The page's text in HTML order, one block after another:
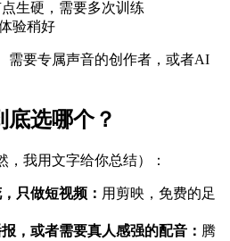
生硬，需要多次训练
验稍好
需要专属声音的创作者，或者AI
选哪个？
，我用文字给你总结）：
只做短视频： 用剪映，免费的足
，或者需要真人感强的配音： 腾